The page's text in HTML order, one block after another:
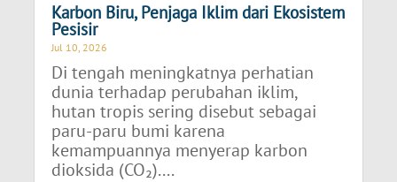
Karbon Biru, Penjaga Iklim dari Ekosistem
Pesisir
Jul 10, 2026
Di tengah meningkatnya perhatian
dunia terhadap perubahan iklim,
hutan tropis sering disebut sebagai
paru-paru bumi karena
kemampuannya menyerap karbon
dioksida (CO₂)....